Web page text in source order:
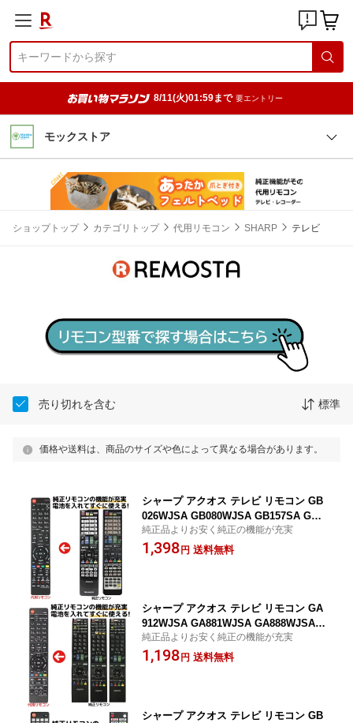
8/11(火)01:59まで 要エントリー
モックストア
ショップトップ カテゴリトップ 代用リモコン SHARP テレビ
売り切れを含む 標準
価格や送料は、商品のサイズや色によって異なる場合があります。
シャープ アクオス テレビ リモコン GB
026WJSA GB080WJSA GB157SA GA9
57WJSA GB068WJSA GB068WJSB SH
ARP AQUOS 液晶テレビ 代用リモコン
純正品よりお安く純正の機能が充実
1,398 円 送料無料
シャープ アクオス テレビ リモコン GA
912WJSA GA881WJSA GA888WJSA S
HARP AQUOS LC-52DZ3-S LC-40LX3
LC-46LX3 LC-46XF3 LC-52LX3 LC-52X
STA
純正品よりお安く純正の機能が充実
1,198 円 送料無料
シャープ アクオス テレビ リモコン GB